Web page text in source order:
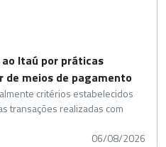
Itaú por práticas
meios de pagamento
critérios estabelecidos
transações realizadas com
06/08/2026